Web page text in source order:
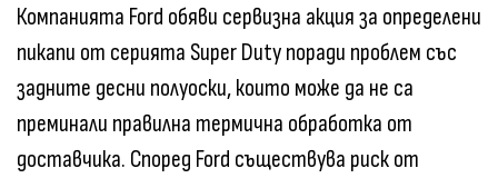
Компанията Ford обяви сервизна акция за определени
пикапи от серията Super Duty поради проблем със
задните десни полуоски, които може да не са
преминали правилна термична обработка от
доставчика. Според Ford съществува риск от